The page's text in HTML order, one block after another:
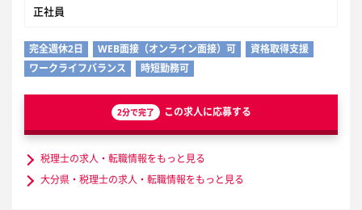
正社員
完全週休2日 WEB面接（オンライン面接）可
資格取得支援
ワークライフバランス
時短勤務可
2分で完了 この求人に応募する
税理士の求人・転職情報をもっと見る
大分県・税理士の求人・転職情報をもっと見る